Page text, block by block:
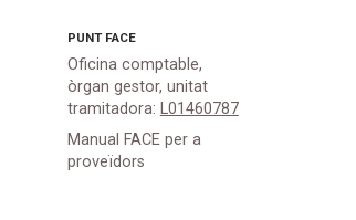
PUNT FACE
Oficina comptable,
òrgan gestor, unitat
tramitadora: L01460787
Manual FACE per a
proveïdors